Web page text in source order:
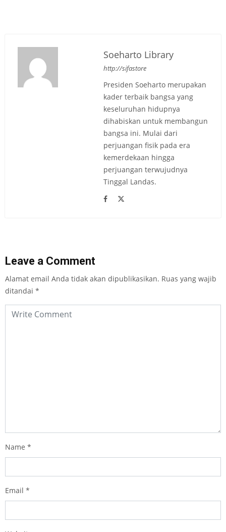
Soeharto Library
http://sifastore
Presiden Soeharto merupakan
kader terbaik bangsa yang
keseluruhan hidupnya
dihabiskan untuk membangun
bangsa ini. Mulai dari
perjuangan fisik pada era
kemerdekaan hingga
perjuangan terwujudnya
Tinggal Landas.
Leave a Comment
Alamat email Anda tidak akan dipublikasikan. Ruas yang wajib
ditandai *
Name *
Email *